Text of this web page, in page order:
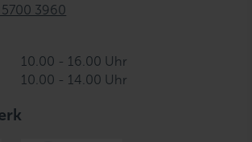
3960
10.00 - 16.00 Uhr
10.00 - 14.00 Uhr